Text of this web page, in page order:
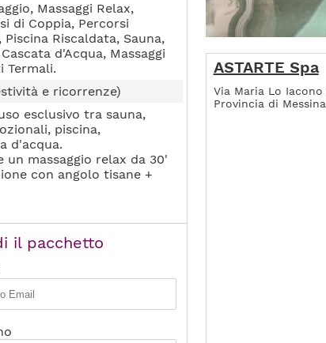
Massaggi Relax,
di Coppia, Percorsi
Riscaldata, Sauna,
d'Acqua, Massaggi
Termali.
e ricorrenze)
esclusivo tra sauna,
piscina,
d'acqua.
massaggio relax da 30'
con angolo tisane +
il pacchetto
ASTARTE Spa
Via Maria Lo
Provincia di Messina